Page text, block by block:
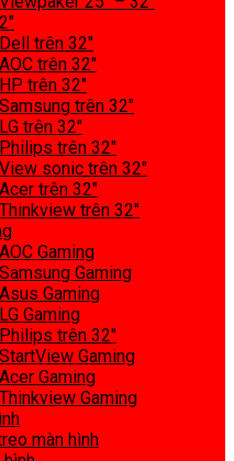
trên 32″
trên 32″
trên 32″
trên 32″
trên 32″
trên 32″
sonic trên 32″
trên 32″
trên 32″
Gaming
Gaming
Gaming
Gaming
trên 32″
Gaming
Gaming
Gaming
màn hình